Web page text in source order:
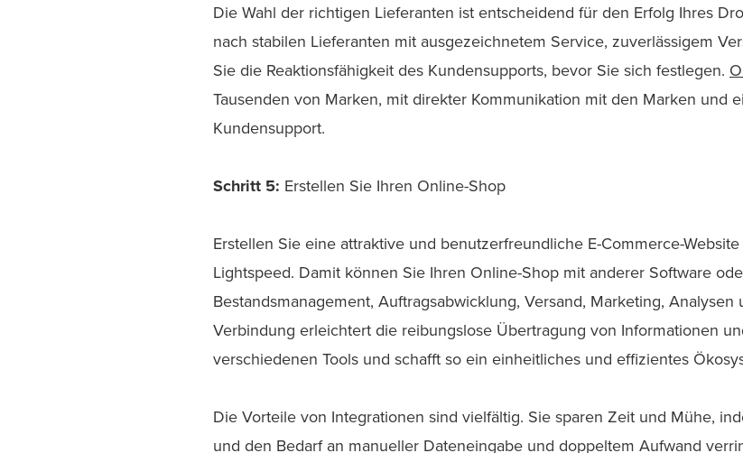
Die Wahl der richtigen Lieferanten ist entscheidend für den Erfolg Ihres
nach stabilen Lieferanten mit ausgezeichnetem Service, zuverlässigem
Sie die Reaktionsfähigkeit des Kundensupports, bevor Sie sich festlegen.
Tausenden von Marken, mit direkter Kommunikation mit den Marken und
Kundensupport.
Schritt 5: Erstellen Sie Ihren Online-Shop
Erstellen Sie eine attraktive und benutzerfreundliche E-Commerce-
Lightspeed. Damit können Sie Ihren Online-Shop mit anderer Software
Bestandsmanagement, Auftragsabwicklung, Versand, Marketing,
Verbindung erleichtert die reibungslose Übertragung von Informationen
verschiedenen Tools und schafft so ein einheitliches und effizientes
Die Vorteile von Integrationen sind vielfältig. Sie sparen Zeit und Mühe,
und den Bedarf an manueller Dateneingabe und doppeltem Aufwand